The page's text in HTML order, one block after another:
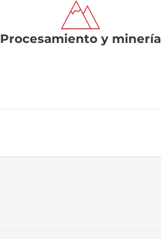
Procesamiento y minería